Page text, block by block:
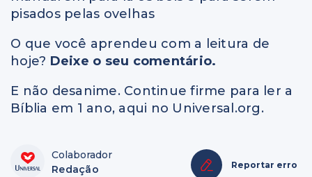
pisados pelas ovelhas
O que você aprendeu com a leitura de
hoje? Deixe o seu comentário.
E não desanime. Continue firme para ler a
Bíblia em 1 ano, aqui no Universal.org.
Colaborador
Redação
Reportar erro